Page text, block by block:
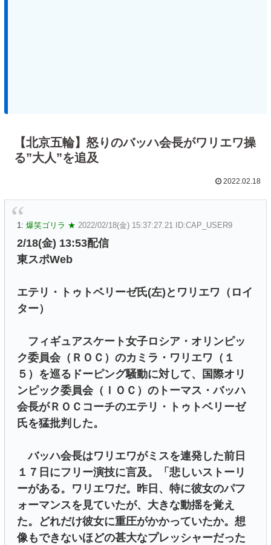
【北京五輪】怒りのバッハ会長がワリエワ操
る”大人”を追及
2022.02.18
1: 爆笑ゴリラ ★ 2022/02/18(金) 15:37:27.21 ID:CAP_USER9
2/18(金) 13:53配信
東スポWeb
エテリ・トゥトベリーゼ氏(左)とワリエワ（ロイ
ター）
フィギュアスケート女子ロシア・オリンピッ
ク委員会（ＲＯＣ）のカミラ・ワリエワ（１
５）を巡るドーピング騒動に対して、国際オリ
ンピック委員会（ＩＯＣ）のトーマス・バッハ
会長がＲＯＣコーチのエテリ・トゥトベリーゼ
氏を猛批判した。
バッハ会長はワリエワがミスを連発した前日
１７日にフリー演技に言及。「悲しいストーリ
ーがある。ワリエワだ。昨日、特に彼女のパフ
ォーマンスを見ていたが、大きな動揺を覚え
た。どれだけ彼女に重圧がかかっていたか。想
像もできないほどの甚大なプレッシャーだった